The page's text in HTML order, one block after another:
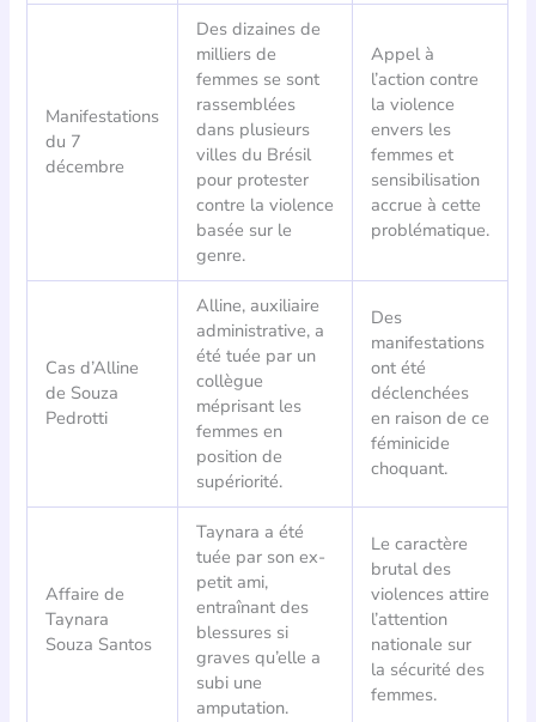
Manifestations
du 7
décembre
Des dizaines de
milliers de
femmes se sont
rassemblées
dans plusieurs
villes du Brésil
pour protester
contre la violence
basée sur le
genre.
Appel à
l’action contre
la violence
envers les
femmes et
sensibilisation
accrue à cette
problématique.
Cas d’Alline
de Souza
Pedrotti
Alline, auxiliaire
administrative, a
été tuée par un
collègue
méprisant les
femmes en
position de
supériorité.
Des
manifestations
ont été
déclenchées
en raison de ce
féminicide
choquant.
Affaire de
Taynara
Souza Santos
Taynara a été
tuée par son ex-
petit ami,
entraînant des
blessures si
graves qu’elle a
subi une
amputation.
Le caractère
brutal des
violences attire
l’attention
nationale sur
la sécurité des
femmes.